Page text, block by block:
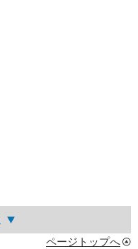
ページトップへ